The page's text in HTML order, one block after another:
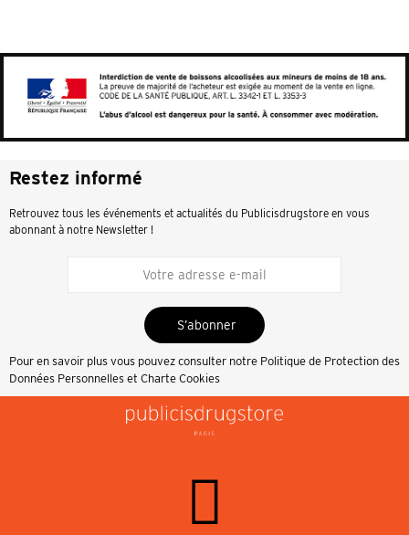
Restez informé
Retrouvez tous les événements et actualités du Publicisdrugstore en vous
abonnant à notre Newsletter !
S’abonner
Pour en savoir plus vous pouvez consulter notre Politique de Protection des
Données Personnelles et Charte Cookies